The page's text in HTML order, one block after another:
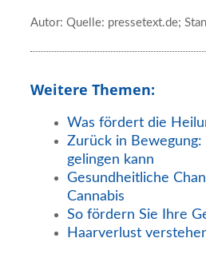
Autor: Quelle: pressetext.de;
Weitere Themen:
Was fördert die
Zurück in
gelingen kann
Gesundheitliche
Cannabis
So fördern Sie Ihre
Haarverlust